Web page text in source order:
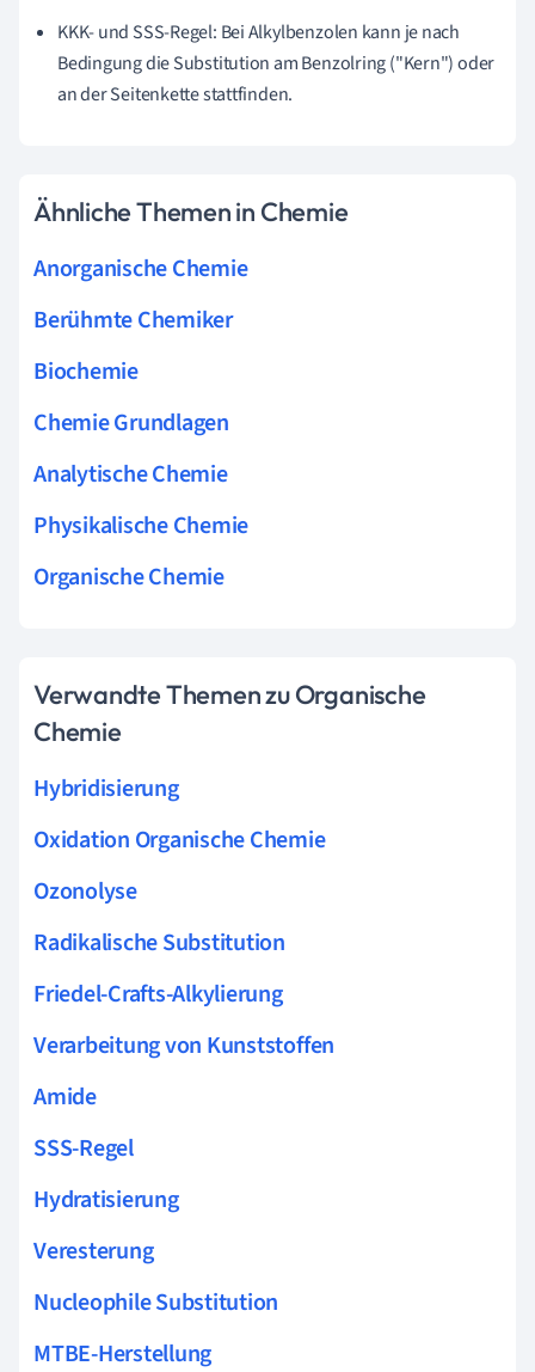
KKK- und SSS-Regel: Bei Alkylbenzolen kann je nach
Bedingung die Substitution am Benzolring ("Kern") oder
an der Seitenkette stattfinden.
Ähnliche Themen in Chemie
Anorganische Chemie
Berühmte Chemiker
Biochemie
Chemie Grundlagen
Analytische Chemie
Physikalische Chemie
Organische Chemie
Verwandte Themen zu Organische
Chemie
Hybridisierung
Oxidation Organische Chemie
Ozonolyse
Radikalische Substitution
Friedel-Crafts-Alkylierung
Verarbeitung von Kunststoffen
Amide
SSS-Regel
Hydratisierung
Veresterung
Nucleophile Substitution
MTBE-Herstellung